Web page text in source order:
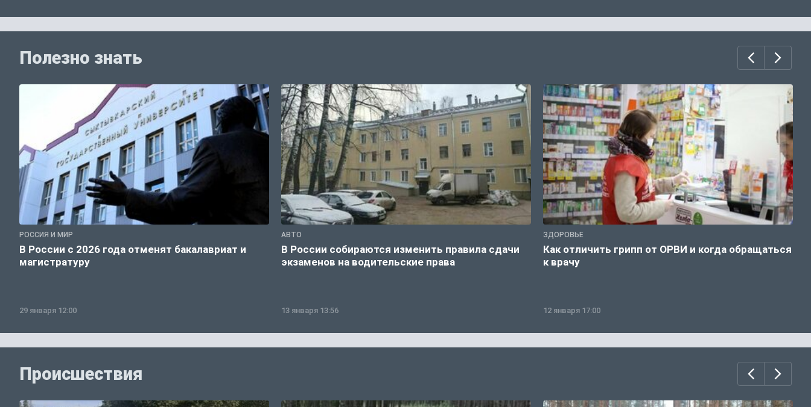
Полезно знать
РОССИЯ И МИР
В России с 2026 года отменят бакалавриат и
магистратуру
29 января 12:00
АВТО
В России собираются изменить правила сдачи
экзаменов на водительские права
13 января 13:56
ЗДОРОВЬЕ
Как отличить грипп от ОРВИ и когда обращаться
к врачу
12 января 17:00
Происшествия